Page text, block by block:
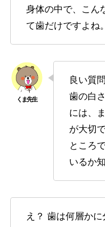
身体の中で、こん
て歯だけですよね。
良い質
歯の白
には、
が大切で
ところ
いるか
え？ 歯は何層か